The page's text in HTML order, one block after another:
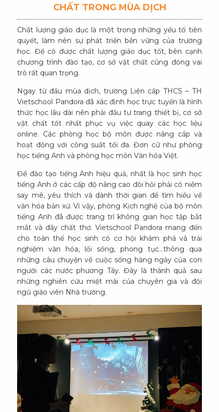
CHẤT TRONG MÙA DỊCH
Chất lượng giáo dục là một trong những yếu tố tiên
quyết, làm nên sự phát triển bền vững của trường
học. Để có được chất lượng giáo dục tốt, bên cạnh
chương trình đào tạo, cơ sở vật chất cũng đóng vai
trò rất quan trọng.
Ngay từ đầu mùa dịch, trường Liên cấp THCS – TH
Vietschool Pandora đã xác định học trực tuyến là hình
thức học lâu dài nên phải đầu tư trang thiết bị, cơ sở
vật chất tốt nhất phục vụ việc quay các học liệu
online. Các phòng học bộ môn được nâng cấp và
hoạt động với công suất tối đa. Đơn cử như phòng
học tiếng Anh và phòng học môn Văn hóa Việt.
Để đào tạo tiếng Anh hiệu quả, nhất là học sinh học
tiếng Anh ở các cấp độ nâng cao đòi hỏi phải có niềm
say mê, yêu thích và dành thời gian để tìm hiểu về
văn hóa bản xứ. Vì vậy, phòng Kịch nghệ của bộ môn
tiếng Anh đã được trang trí không gian học tập bắt
mắt và đầy chất thơ. Vietschool Pandora mang đến
cho toàn thể học sinh có cơ hội khám phá và trải
nghiệm văn hóa, lối sống, phong tục…thông qua
những câu chuyện về cuộc sống hàng ngày của con
người các nước phương Tây. Đây là thành quả sau
những nghiên cứu miệt mài của chuyên gia và đội
ngũ giáo viên Nhà trường.